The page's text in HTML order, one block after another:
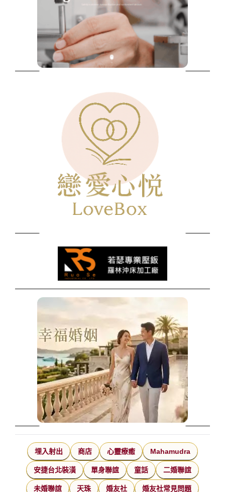
埋入射出 商店 心靈療癒 Mahamudra
安捷台北裝潢 單身聯誼 童話 二婚聯誼
未婚聯誼 天珠 婚友社 婚友社常見問題